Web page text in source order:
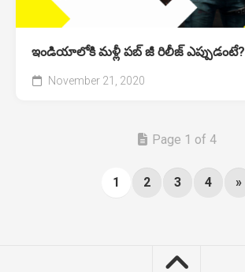
ఇండియాలోకి మళ్లీ పబ్ జీ రిలీజ్ ఎప్పుడంటే?
November 21, 2020
Page 1 of 4
1 2 3 4 »